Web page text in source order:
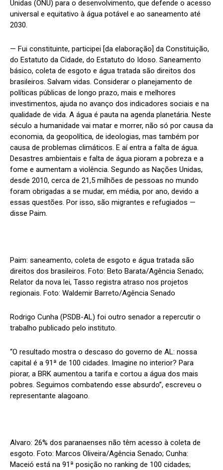
Unidas (ONU) para o desenvolvimento, que defende o acesso
universal e equitativo à água potável e ao saneamento até
2030.
— Fui constituinte, participei [da elaboração] da Constituição,
do Estatuto da Cidade, do Estatuto do Idoso. Saneamento
básico, coleta de esgoto e água tratada são direitos dos
brasileiros. Salvam vidas. Considerar o planejamento de
políticas públicas de longo prazo, mais e melhores
investimentos, ajuda no avanço dos indicadores sociais e na
qualidade de vida. A água é pauta na agenda planetária. Neste
século a humanidade vai matar e morrer, não só por causa da
economia, da geopolítica, de ideologias, mas também por
causa de problemas climáticos. E aí entra a falta de água.
Desastres ambientais e falta de água pioram a pobreza e a
fome e aumentam a violência. Segundo as Nações Unidas,
desde 2010, cerca de 21,5 milhões de pessoas no mundo
foram obrigadas a se mudar, em média, por ano, devido a
essas questões. Por isso, são migrantes e refugiados —
disse Paim.
Paim: saneamento, coleta de esgoto e água tratada são
direitos dos brasileiros. Foto: Beto Barata/Agência Senado;
Relator da nova lei, Tasso registra atraso nos projetos
regionais. Foto: Waldemir Barreto/Agência Senado
Rodrigo Cunha (PSDB-AL) foi outro senador a repercutir o
trabalho publicado pelo instituto.
“O resultado mostra o descaso do governo de AL: nossa
capital é a 91ª de 100 cidades. Imagine no interior? Para
piorar, a BRK aumentou a tarifa e cortou a água dos mais
pobres. Seguimos combatendo esse absurdo”, escreveu o
representante alagoano.
Alvaro: 26% dos paranaenses não têm acesso à coleta de
esgoto. Foto: Marcos Oliveira/Agência Senado; Cunha:
Maceió está na 91ª posição no ranking de 100 cidades;